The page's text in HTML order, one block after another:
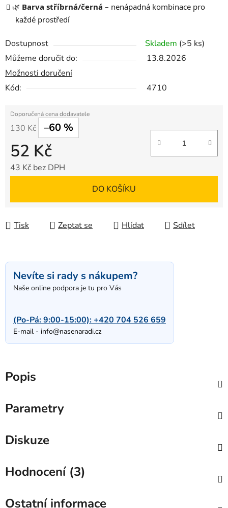
🌿 Barva stříbrná/černá – nenápadná kombinace pro
každé prostředí
Dostupnost Skladem (>5 ks)
Můžeme doručit do:
13.8.2026
Možnosti doručení
Kód:
4710
130 Kč –60 %
52 Kč
43 Kč bez DPH
DO KOŠÍKU
Tisk Zeptat se Hlídat Sdílet
Nevíte si rady s nákupem?
Naše online podpora je tu pro Vás
(Po-Pá: 9:00-15:00):+420 704 526 659
E-mail - info@nasenaradi.cz
Popis
Parametry
Diskuze
Hodnocení (3)
Ostatní informace